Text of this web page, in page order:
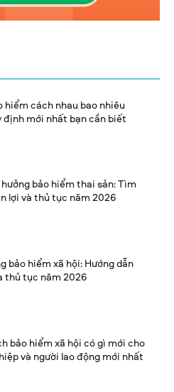
hiểm cách nhau bao nhiêu
định mới nhất bạn cần biết
bảo hiểm thai sản: Tìm
lợi và thủ tục năm 2026
bảo hiểm xã hội: Hướng dẫn
thủ tục năm 2026
bảo hiểm xã hội có gì mới cho
và người lao động mới nhất